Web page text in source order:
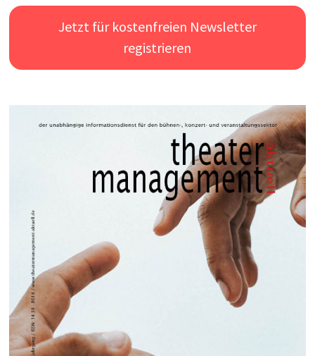
Jetzt für kostenfreien Newsletter
registrieren